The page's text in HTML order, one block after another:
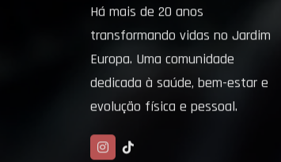
Há mais de 20 anos
transformando vidas no Jardim
Europa. Uma comunidade
dedicada à saúde, bem-estar e
evolução física e pessoal.